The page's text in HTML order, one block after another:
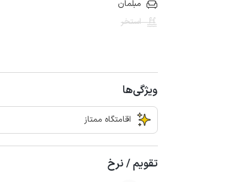
مبلمان
استخر
ویژگی‌ها
اقامتگاه ممتاز
تقویم / نرخ